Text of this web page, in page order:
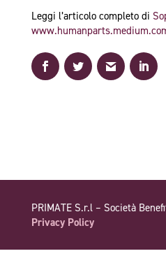
Leggi l’articolo completo di
PRIMATE S.r.l – Società
Privacy Policy